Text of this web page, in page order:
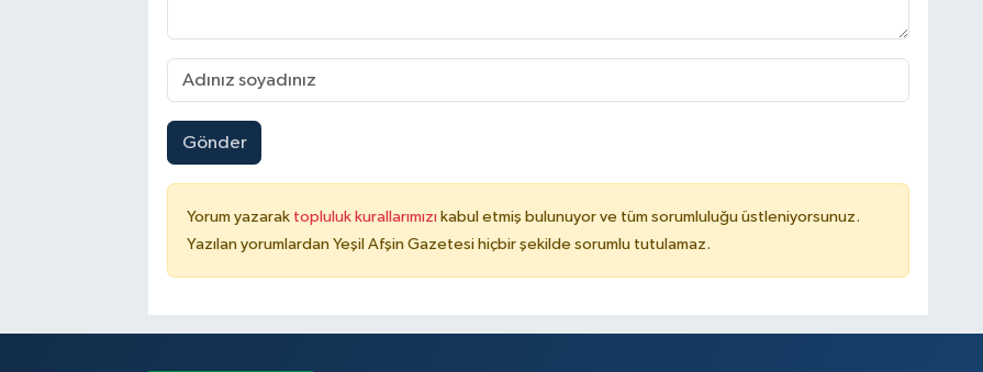
Gönder
Yorum yazarak topluluk kurallarımızı kabul etmiş bulunuyor ve tüm sorumluluğu üstleniyorsunuz.
Yazılan yorumlardan Yeşil Afşin Gazetesi hiçbir şekilde sorumlu tutulamaz.